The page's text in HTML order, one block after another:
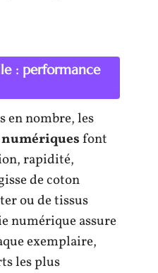
: performance
en nombre, les
font
rapidité,
de coton
ou de tissus
numérique assure
exemplaire,
les plus